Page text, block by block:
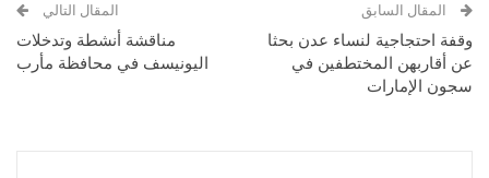
المقال السابق
وقفة احتجاجية لنساء عدن بحثا
عن أقاربهن المختطفين في
سجون الإمارات
المقال التالي
مناقشة أنشطة وتدخلات
اليونيسف في محافظة مأرب